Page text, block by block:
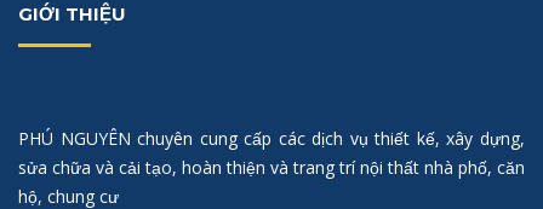
GIỚI THIỆU
PHÚ NGUYÊN chuyên cung cấp các dịch vụ thiết kế, xây dựng,
sửa chữa và cải tạo, hoàn thiện và trang trí nội thất nhà phố, căn
hộ, chung cư